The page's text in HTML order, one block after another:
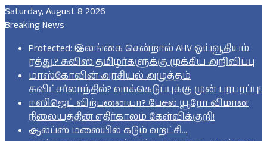
Saturday, August 8 2026
Breaking News
Protected: இலங்கை சென்றால் AHV ஓய்வூதியம்
ரத்து.? சுவிஸ் தமிழர்களுக்கு முக்கிய அறிவிப்பு
மாஸ்கோவின் அரசியல் அழுத்தம்
சுவிட்சர்லாந்தில்? வாக்கெடுப்புக்கு முன் பரபரப்பு!
ஈஸிஜெட் விற்பனையா? பேசல் யூரோ விமான
நிலையத்தின் எதிர்காலம் கேள்விக்குறி!
ஆல்ப்ஸ் மலையில் கடும் வறட்சி…